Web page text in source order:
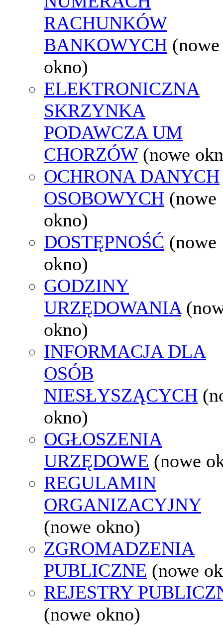
RACHUNKÓW
BANKOWYCH (nowe
okno)
ELEKTRONICZNA
SKRZYNKA
PODAWCZA UM
CHORZÓW (nowe
OCHRONA DANYCH
OSOBOWYCH (nowe
okno)
DOSTĘPNOŚĆ (nowe
okno)
GODZINY
URZĘDOWANIA
okno)
INFORMACJA DLA
OSÓB
NIESŁYSZĄCYCH
okno)
OGŁOSZENIA
URZĘDOWE (nowe
REGULAMIN
ORGANIZACYJNY
(nowe okno)
ZGROMADZENIA
PUBLICZNE (nowe
REJESTRY
(nowe okno)